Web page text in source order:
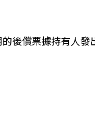
後償票據持有人